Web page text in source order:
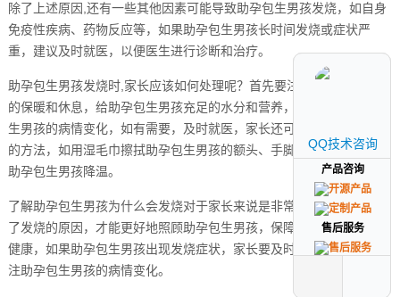
除了上述原因,还有一些其他因素可能导致助孕包生男孩发烧，如自身
免疫性疾病、药物反应等，如果助孕包生男孩长时间发烧或症状严
重，建议及时就医，以便医生进行诊断和治疗。
助孕包生男孩发烧时,家长应该如何处理呢？首先要注意助孕包生男孩
的保暖和休息，给助孕包生男孩充足的水分和营养，密切观察助孕包
生男孩的病情变化，如有需要，及时就医，家长还可以采取物理降温
的方法，如用湿毛巾擦拭助孕包生男孩的额头、手脚心等部位，帮助
助孕包生男孩降温。
了解助孕包生男孩为什么会发烧对于家长来说是非常重要的,只有了解
了发烧的原因，才能更好地照顾助孕包生男孩，保障助孕包生男孩的
健康，如果助孕包生男孩出现发烧症状，家长要及时处理，并密切关
注助孕包生男孩的病情变化。
QQ技术咨询
产品咨询
售后服务
QQ技术咨询
产品咨询
售后服务